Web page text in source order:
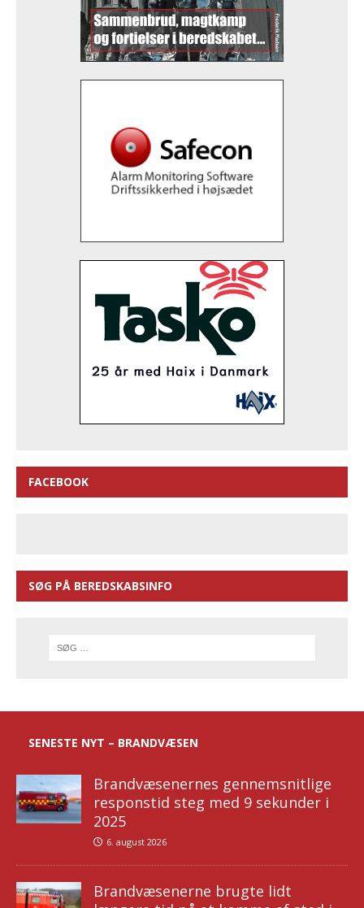
FACEBOOK
SØG PÅ BEREDSKABSINFO
SENESTE NYT – BRANDVÆSEN
Brandvæsenernes gennemsnitlige
responstid steg med 9 sekunder i
2025
6. august 2026
Brandvæsenerne brugte lidt